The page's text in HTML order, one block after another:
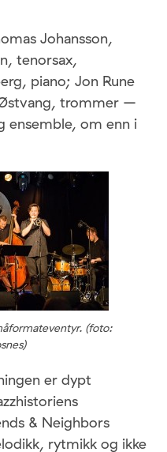
Johansson,
tenorsax,
piano; Jon Rune
trommer –
ensemble, om enn i
(foto:
er dypt
& Neighbors
rytmikk og ikke